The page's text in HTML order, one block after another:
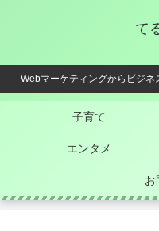
て
Webマーケティングからビジ
子育て
エンタメ
お